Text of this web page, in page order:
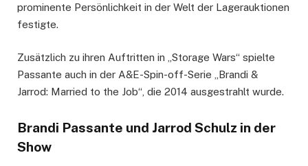
prominente Persönlichkeit in der Welt der Lagerauktionen
festigte.
Zusätzlich zu ihren Auftritten in „Storage Wars“ spielte
Passante auch in der A&E-Spin-off-Serie „Brandi &
Jarrod: Married to the Job“, die 2014 ausgestrahlt wurde.
Brandi Passante und Jarrod Schulz in der
Show